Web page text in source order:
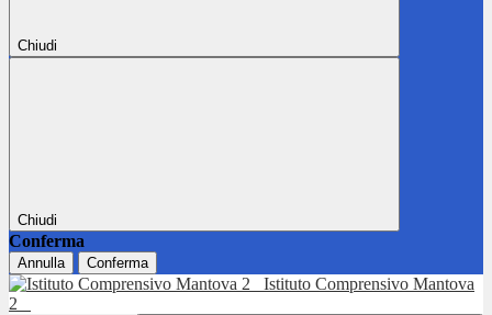
Chiudi
Chiudi
Conferma
Annulla Conferma
Istituto Comprensivo Mantova
2